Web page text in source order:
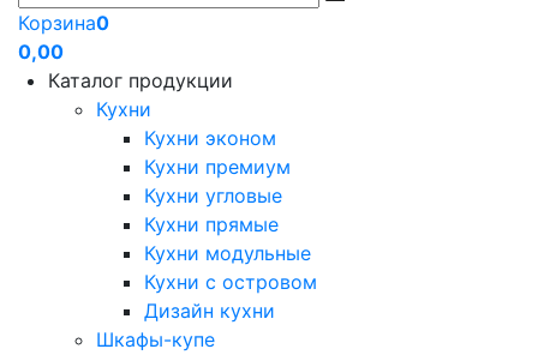
Корзина0
0,00
Каталог продукции
Кухни
Кухни эконом
Кухни премиум
Кухни угловые
Кухни прямые
Кухни модульные
Кухни с островом
Дизайн кухни
Шкафы-купе